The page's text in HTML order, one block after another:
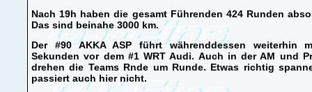
Nach 19h haben die gesamt Führenden 424 Runden
Das sind beinahe 3000 km.
Der #90 AKKA ASP führt währenddessen weiterhin
Sekunden vor dem #1 WRT Audi. Auch in der AM und
drehen die Teams Rnde um Runde. Etwas richtig
passiert auch hier nicht.